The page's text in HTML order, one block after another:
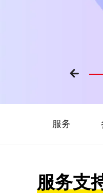
服务
服务支